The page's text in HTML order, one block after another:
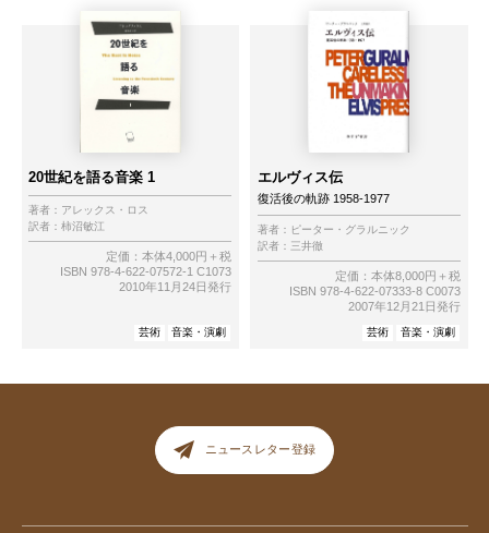
20世紀を語る音楽 1
著者： アレックス・ロス
訳者： 柿沼敏江
定価：本体4,000円＋税
ISBN 978-4-622-07572-1 C1073
2010年11月24日発行
芸術 音楽・演劇
エルヴィス伝
復活後の軌跡 1958-1977
著者： ピーター・グラルニック
訳者： 三井徹
定価：本体8,000円＋税
ISBN 978-4-622-07333-8 C0073
2007年12月21日発行
芸術 音楽・演劇
ニュースレター登録